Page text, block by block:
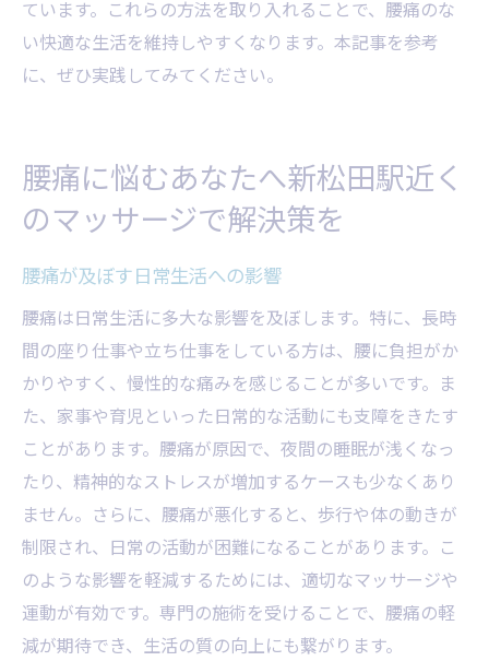
ています。これらの方法を取り入れることで、腰痛のな
い快適な生活を維持しやすくなります。本記事を参考
に、ぜひ実践してみてください。
腰痛に悩むあなたへ新松田駅近く
のマッサージで解決策を
腰痛が及ぼす日常生活への影響
腰痛は日常生活に多大な影響を及ぼします。特に、長時
間の座り仕事や立ち仕事をしている方は、腰に負担がか
かりやすく、慢性的な痛みを感じることが多いです。ま
た、家事や育児といった日常的な活動にも支障をきたす
ことがあります。腰痛が原因で、夜間の睡眠が浅くなっ
たり、精神的なストレスが増加するケースも少なくあり
ません。さらに、腰痛が悪化すると、歩行や体の動きが
制限され、日常の活動が困難になることがあります。こ
のような影響を軽減するためには、適切なマッサージや
運動が有効です。専門の施術を受けることで、腰痛の軽
減が期待でき、生活の質の向上にも繋がります。